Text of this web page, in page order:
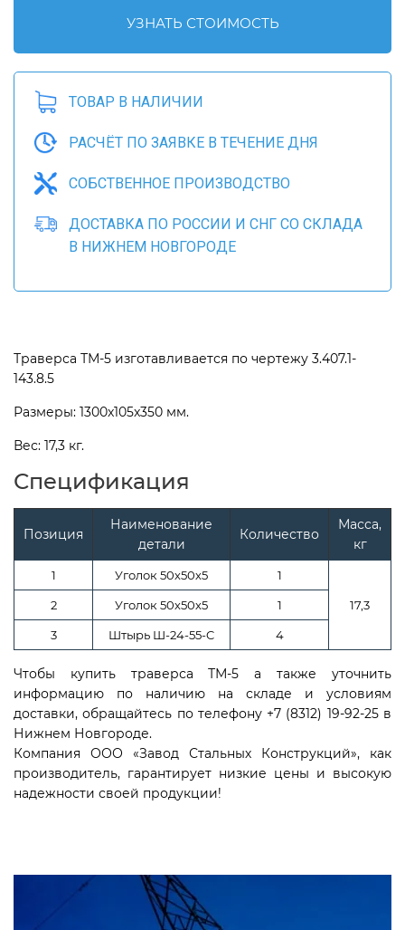
УЗНАТЬ СТОИМОСТЬ
ТОВАР В НАЛИЧИИ
РАСЧЁТ ПО ЗАЯВКЕ В ТЕЧЕНИЕ ДНЯ
СОБСТВЕННОЕ ПРОИЗВОДСТВО
ДОСТАВКА ПО РОССИИ И СНГ СО СКЛАДА
В НИЖНЕМ НОВГОРОДЕ
Траверса ТМ-5 изготавливается по чертежу 3.407.1-
143.8.5
Размеры: 1300x105x350 мм.
Вес: 17,3 кг.
Спецификация
Позиция
Наименование
детали
Количество
Масса,
кг
1 Уголок 50х50х5 1
17,3
2 Уголок 50х50х5 1
3 Штырь Ш-24-55-C 4
Чтобы купить траверса ТМ-5 а также уточнить
информацию по наличию на складе и условиям
доставки, обращайтесь по телефону +7 (8312) 19-92-25 в
Нижнем Новгороде.
Компания ООО «Завод Стальных Конструкций», как
производитель, гарантирует низкие цены и высокую
надежности своей продукции!